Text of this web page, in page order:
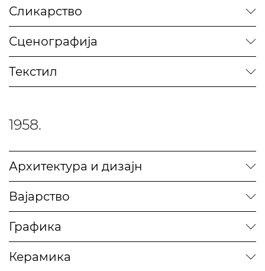
Сликарство
Сценографија
Текстил
1958.
Архитектура и дизајн
Вајарство
Графика
Керамика